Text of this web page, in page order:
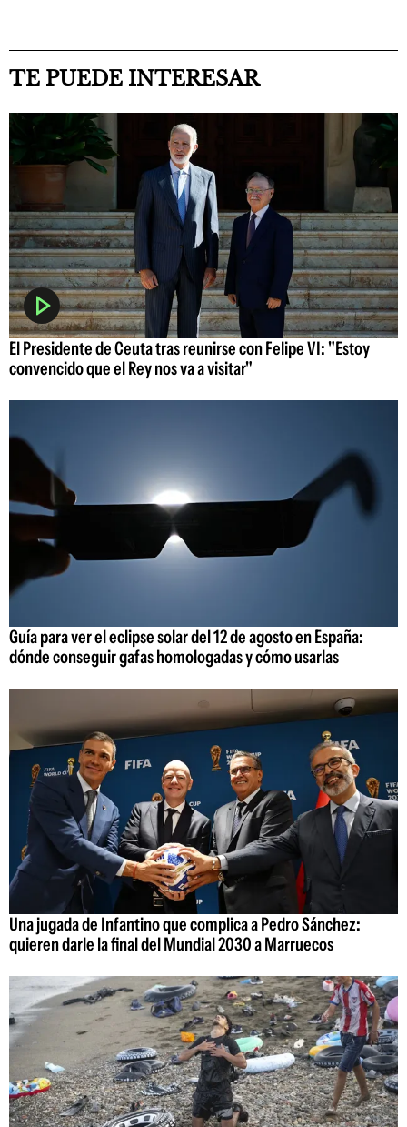
TE PUEDE INTERESAR
El Presidente de Ceuta tras reunirse con Felipe VI: "Estoy
convencido que el Rey nos va a visitar"
Guía para ver el eclipse solar del 12 de agosto en España:
dónde conseguir gafas homologadas y cómo usarlas
Una jugada de Infantino que complica a Pedro Sánchez:
quieren darle la final del Mundial 2030 a Marruecos